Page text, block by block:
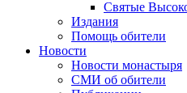
Святые
Издания
Помощь обители
Новости
Новости монастыря
СМИ об обители